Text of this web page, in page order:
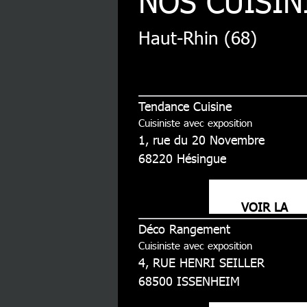
Haut-Rhin (68)
Tendance Cuisine
Cuisiniste avec exposition
1, rue du 20 Novembre
68220 Hésingue
VOIR LA
FICHE
Déco Rangement
Cuisiniste avec exposition
4, RUE HENRI SEILLER
68500 ISSENHEIM